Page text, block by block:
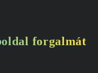
forgalmát